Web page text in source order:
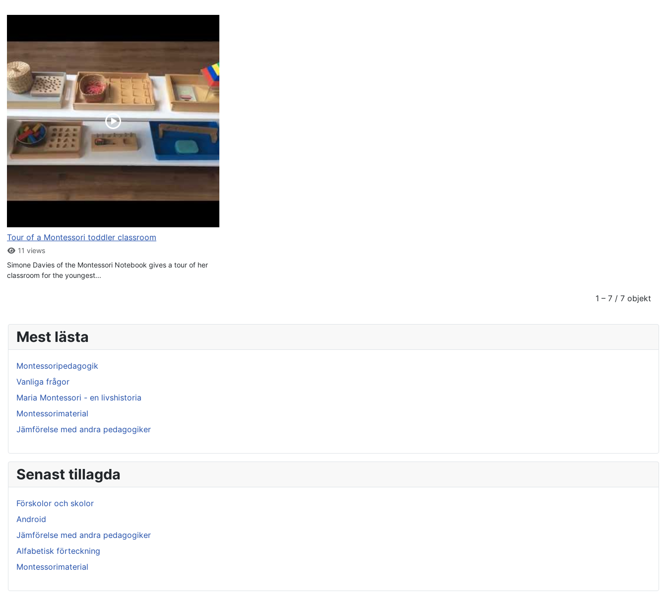
Tour of a Montessori toddler classroom
11 views
Simone Davies of the Montessori Notebook gives a tour of her
classroom for the youngest...
1 – 7 / 7 objekt
Mest lästa
Montessoripedagogik
Vanliga frågor
Maria Montessori - en livshistoria
Montessorimaterial
Jämförelse med andra pedagogiker
Senast tillagda
Förskolor och skolor
Android
Jämförelse med andra pedagogiker
Alfabetisk förteckning
Montessorimaterial